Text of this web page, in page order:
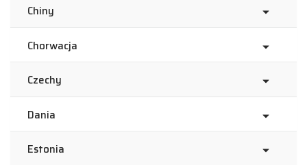
Chiny
Chorwacja
Czechy
Dania
Estonia